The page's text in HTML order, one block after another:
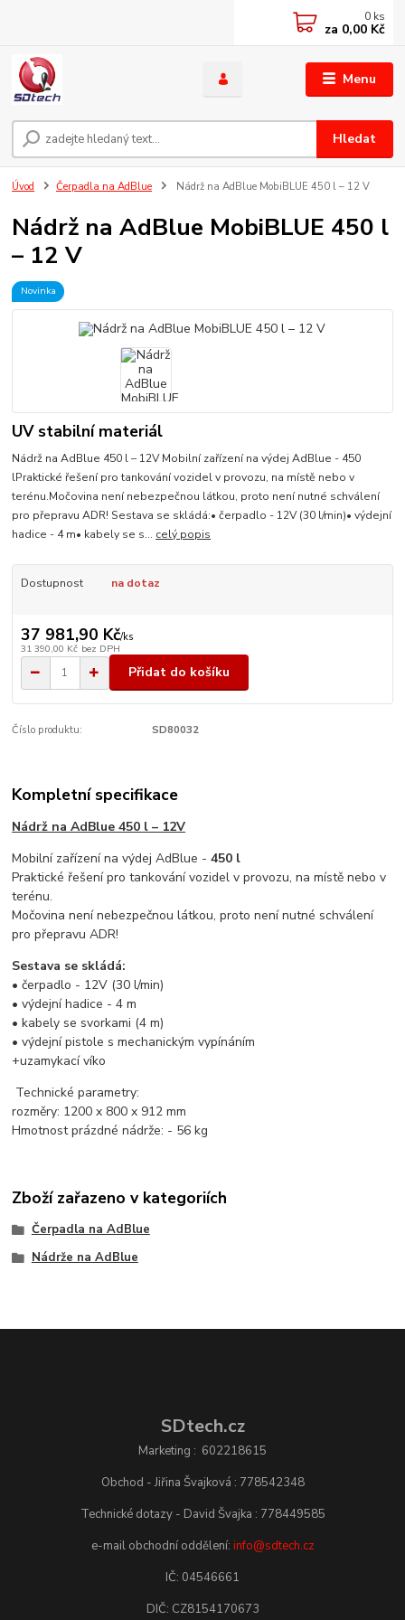
Menu
Hledat
0 ks
za 0,00 Kč
Úvod Čerpadla na AdBlue Nádrž na AdBlue MobiBLUE 450 l – 12 V
Nádrž na AdBlue MobiBLUE 450 l
– 12 V
Novinka
UV stabilní materiál
Nádrž na AdBlue 450 l – 12V Mobilní zařízení na výdej AdBlue - 450
lPraktické řešení pro tankování vozidel v provozu, na místě nebo v
terénu.Močovina není nebezpečnou látkou, proto není nutné schválení
pro přepravu ADR! Sestava se skládá:• čerpadlo - 12V (30 l/min)• výdejní
hadice - 4 m• kabely se s... celý popis
Dostupnost na dotaz
37 981,90 Kč/ks
31 390,00 Kč bez DPH
Přidat do košíku
Číslo produktu: SD80032
Kompletní specifikace
Nádrž na AdBlue 450 l – 12V
Mobilní zařízení na výdej AdBlue -450 l
Praktické řešení pro tankování vozidel v provozu, na místě nebo v
terénu.
Močovina není nebezpečnou látkou, proto není nutné schválení
pro přepravu ADR!
Sestava se skládá:
• čerpadlo - 12V (30 l/min)
• výdejní hadice - 4 m
• kabely se svorkami (4 m)
• výdejní pistole s mechanickým vypínáním
+uzamykací víko
Technické parametry:
rozměry: 1200 x 800 x 912 mm
Hmotnost prázdné nádrže: - 56 kg
Zboží zařazeno v kategoriích
Čerpadla na AdBlue
Nádrže na AdBlue
SDtech.cz
Marketing : 602218615
Obchod - Jiřina Švajková : 778542348
Technické dotazy - David Švajka : 778449585
e-mail obchodní oddělení: info@sdtech.cz
IČ: 04546661
DIČ: CZ8154170673